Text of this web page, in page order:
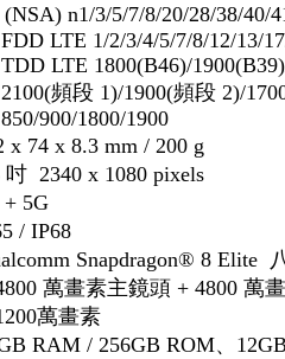
n1/3/5/7/8/20/28/38/40/
2/3/4/5/7/8/12/13/17/19/
1900(B39)/
1)/1900(頻段 2)/1700(頻
1800/1900
74 x 8.3 mm / 200 g
x 1080 pixels
5G
/ IP68
Snapdragon® 8 Elite
萬畫素主鏡頭 + 4800 萬
萬畫素
RAM / 256GB ROM、